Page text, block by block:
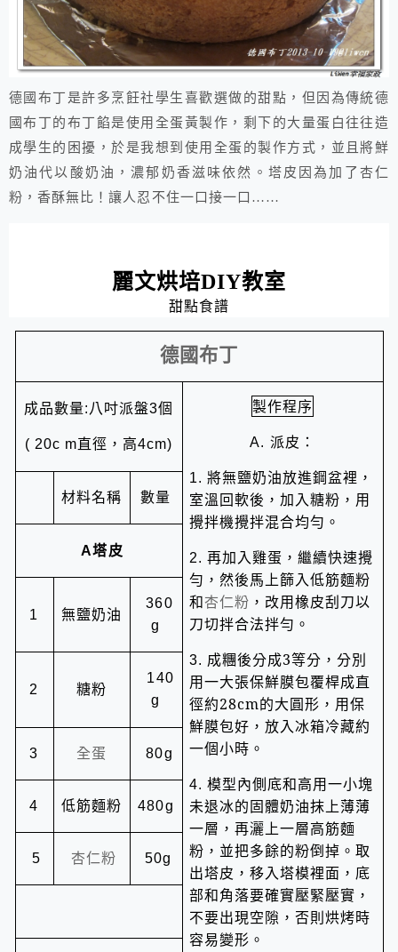
德國布丁是許多烹飪社學生喜歡選做的甜點，但因為傳統德
國布丁的布丁餡是使用全蛋黃製作，剩下的大量蛋白往往造
成學生的困擾，於是我想到使用全蛋的製作方式，並且將鮮
奶油代以酸奶油，濃郁奶香滋味依然。塔皮因為加了杏仁
粉，香酥無比！讓人忍不住一口接一口……
麗文烘培DIY教室
甜點食譜
德國布丁
成品數量:八吋派盤3個
( 20c m直徑，高4cm)
製作程序
A. 派皮：
1. 將無鹽奶油放進鋼盆裡，
室溫回軟後，加入糖粉，用
攪拌機攪拌混合均勻。
2. 再加入雞蛋，繼續快速攪
勻，然後馬上篩入低筋麵粉
和杏仁粉 ，改用橡皮刮刀以
刀切拌合法拌勻。
3. 成糰後分成3等分，分別
用一大張保鮮膜包覆桿成直
徑約28cm的大圓形，用保
鮮膜包好，放入冰箱冷藏約
一個小時。
4. 模型內側底和高用一小塊
未退冰的固體奶油抹上薄薄
一層，再灑上一層高筋麵
粉，並把多餘的粉倒掉。取
出塔皮，移入塔模裡面，底
部和角落要確實壓緊壓實，
不要出現空隙，否則烘烤時
容易變形。
材料名稱 數量
A塔皮
1 無鹽奶油
360
g
2 糖粉
140
g
3 全蛋 80g
4 低筋麵粉 480g
5 杏仁粉 50g